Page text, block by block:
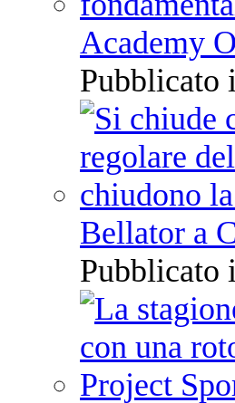
Academy
Pubblicato
Bellator a
Pubblicato